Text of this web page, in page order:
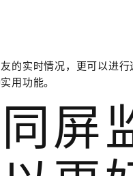
的实时情况，更可以进
用功能。
屏